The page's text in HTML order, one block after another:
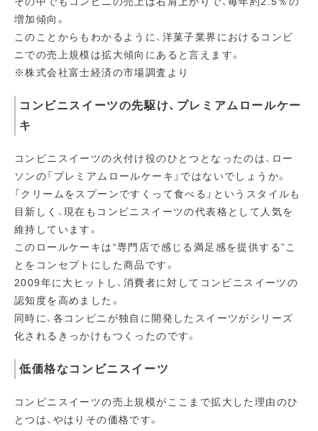
増加傾向。
このことからもわかるように、洋菓子業界におけるコンビ
ニでの売上規模は拡大傾向にあると言えます。
※株式会社富士経済の市場調査より
コンビニスイーツの先駆け、プレミアムロールケー
キ
コンビニスイーツの火付け役のひとつとなったのは、ロー
ソンの「プレミアムロールケーキ」ではないでしょうか。
「クリームをスプーンですくって食べる」というスタイルも
目新しく、現在もコンビニスイーツの代表格として人気を
維持しています。
このロールケーキは“専門店で感じる満足感を提供する”こ
とをコンセプトにした商品です。
2009年に大ヒットし、消費者に対してコンビニスイーツの
認知度を高めました。
同時に、各コンビニが独自に開発したスイーツがシリーズ
化されるきっかけもつくったのです。
低価格なコンビニスイーツ
コンビニスイーツの売上規模がここまで拡大した理由のひ
とつは、やはりその価格です。